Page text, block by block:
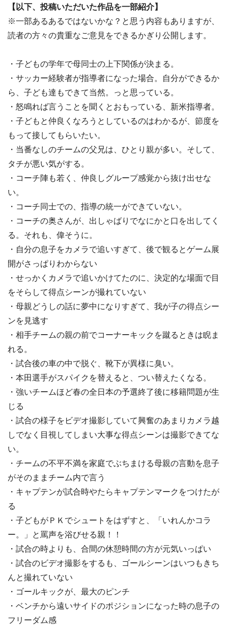
【以下、投稿いただいた作品を一部紹介】
※一部あるあるではないかな？と思う内容もありますが、
読者の方々の貴重なご意見をできるかぎり公開します。
・子どもの学年で母同士の上下関係が決まる。
・サッカー経験者が指導者になった場合。自分ができるか
ら、子ども達もできて当然。っと思っている。
・怒鳴れば言うことを聞くとおもっている、新米指導者。
・子どもと仲良くなろうとしているのはわかるが、節度を
もって接してもらいたい。
・当番なしのチームの父兄は、ひとり親が多い。そして、
タチが悪い気がする。
・コーチ陣も若く、仲良しグループ感覚から抜け出せな
い。
・コーチ同士での、指導の統一ができていない。
・コーチの奥さんが、出しゃばりでなにかと口を出してく
る。それも、偉そうに。
・自分の息子をカメラで追いすぎて、後で観るとゲーム展
開がさっぱりわからない
・せっかくカメラで追いかけてたのに、決定的な場面で目
をそらして得点シーンが撮れていない
・母親どうしの話に夢中になりすぎて、我が子の得点シー
ンを見逃す
・相手チームの親の前でコーナーキックを蹴るときは睨ま
れる。
・試合後の車の中で脱ぐ、靴下が異様に臭い。
・本田選手がスパイクを替えると、つい替えたくなる。
・強いチームほど春の全日本の予選終了後に移籍問題が生
じる
・試合の様子をビデオ撮影していて興奮のあまりカメラ越
しでなく目視してしまい大事な得点シーンは撮影できてな
い。
・チームの不平不満を家庭でぶちまける母親の言動を息子
がそのままチーム内で言う
・キャプテンが試合時やたらキャプテンマークをつけたが
る
・子どもがＰＫでシュートをはずすと、「いれんかコラ
ー。」と罵声を浴びせる親！！
・試合の時よりも、合間の休憩時間の方が元気いっぱい
・試合のビデオ撮影をするも、ゴールシーンはいつもきち
んと撮れていない
・ゴールキックが、最大のピンチ
・ベンチから遠いサイドのポジションになった時の息子の
フリーダム感